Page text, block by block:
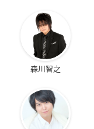
森川智之